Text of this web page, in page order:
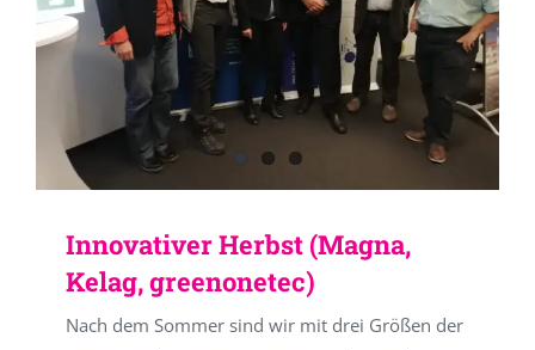
Innovativer Herbst (Magna,
Kelag, greenonetec)
Nach dem Sommer sind wir mit drei Größen der